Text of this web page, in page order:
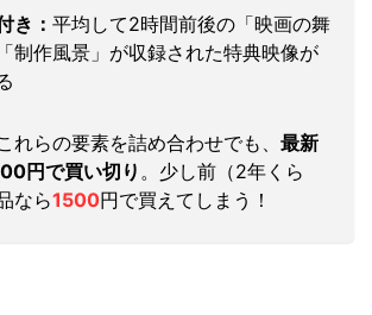
き： 平均して2時間前後の「映画の舞
制作風景」が収録された特典映像が
れらの要素を詰め合わせでも、 最新
円で買い切り 。少し前（2年くら
なら1500円で買えてしまう！